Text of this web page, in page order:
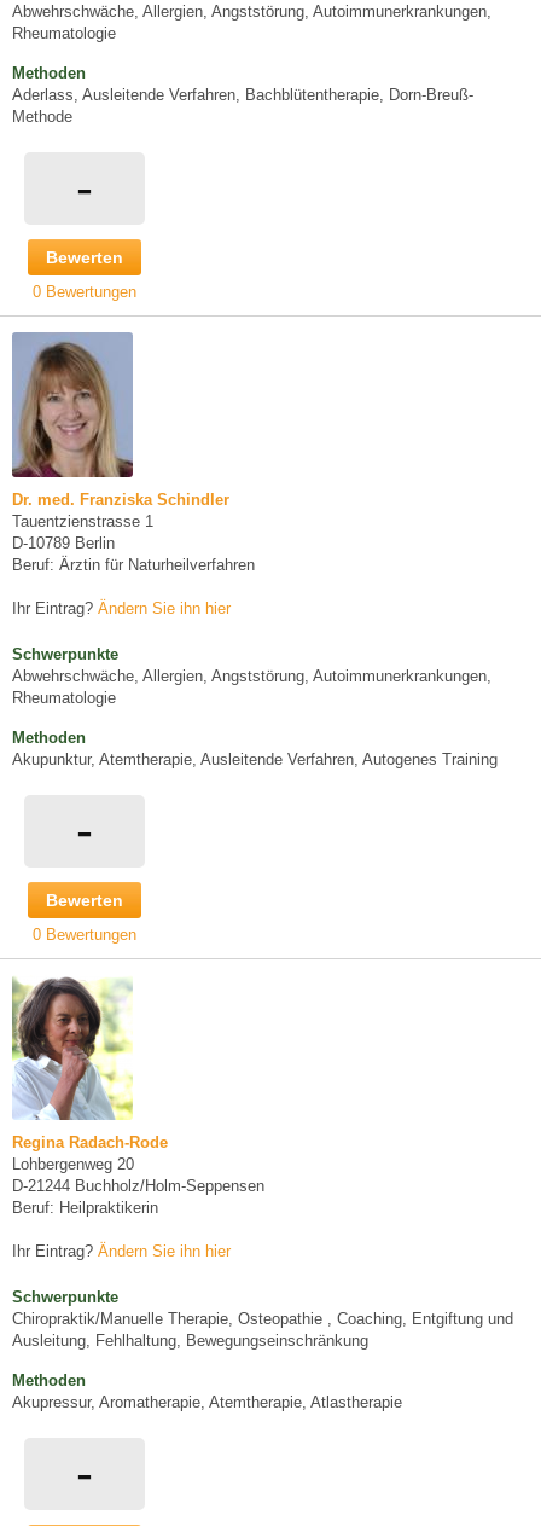
Abwehrschwäche, Allergien, Angststörung, Autoimmunerkrankungen,
Rheumatologie
Methoden
Aderlass, Ausleitende Verfahren, Bachblütentherapie, Dorn-Breuß-
Methode
-
Bewerten
0 Bewertungen
Dr. med. Franziska Schindler
Tauentzienstrasse 1
D-10789 Berlin
Beruf: Ärztin für Naturheilverfahren
Ihr Eintrag? Ändern Sie ihn hier
Schwerpunkte
Abwehrschwäche, Allergien, Angststörung, Autoimmunerkrankungen,
Rheumatologie
Methoden
Akupunktur, Atemtherapie, Ausleitende Verfahren, Autogenes Training
-
Bewerten
0 Bewertungen
Regina Radach-Rode
Lohbergenweg 20
D-21244 Buchholz/Holm-Seppensen
Beruf: Heilpraktikerin
Ihr Eintrag? Ändern Sie ihn hier
Schwerpunkte
Chiropraktik/Manuelle Therapie, Osteopathie , Coaching, Entgiftung und
Ausleitung, Fehlhaltung, Bewegungseinschränkung
Methoden
Akupressur, Aromatherapie, Atemtherapie, Atlastherapie
-